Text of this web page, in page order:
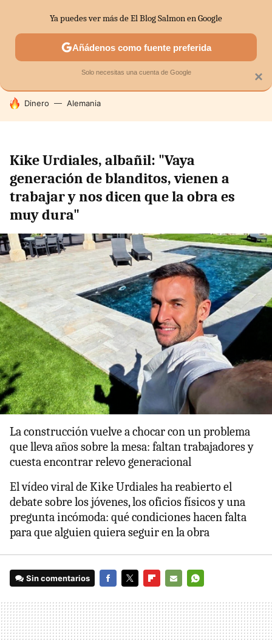
SECTORES ECONOMÍA DOMÉSTICA MERCADOS
HOY SE HABLA DE
Dinero Alemania
Kike Urdiales, albañil: "Vaya
generación de blanditos, vienen a
trabajar y nos dicen que la obra es
muy dura"
La construcción vuelve a chocar con un problema
que lleva años sobre la mesa: faltan trabajadores y
cuesta encontrar relevo generacional
El vídeo viral de Kike Urdiales ha reabierto el
debate sobre los jóvenes, los oficios físicos y una
pregunta incómoda: qué condiciones hacen falta
para que alguien quiera seguir en la obra
Sin comentarios
MAIL
×
Ya puedes ver más de El Blog Salmon en Google
Añádenos como fuente preferida
Solo necesitas una cuenta de Google